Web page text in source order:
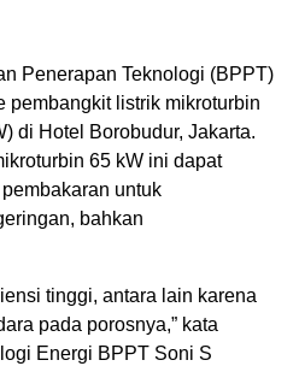
Penerapan Teknologi (BPPT)
pembangkit listrik mikroturbin
di Hotel Borobudur, Jakarta.
65 kW ini dapat
untuk
bahkan
tinggi, antara lain karena
pada porosnya,” kata
Energi BPPT Soni S